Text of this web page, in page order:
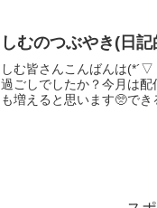
しむのつぶやき(日
しむ皆さんこんばんは(*´▽
しむのつぶやき(日記